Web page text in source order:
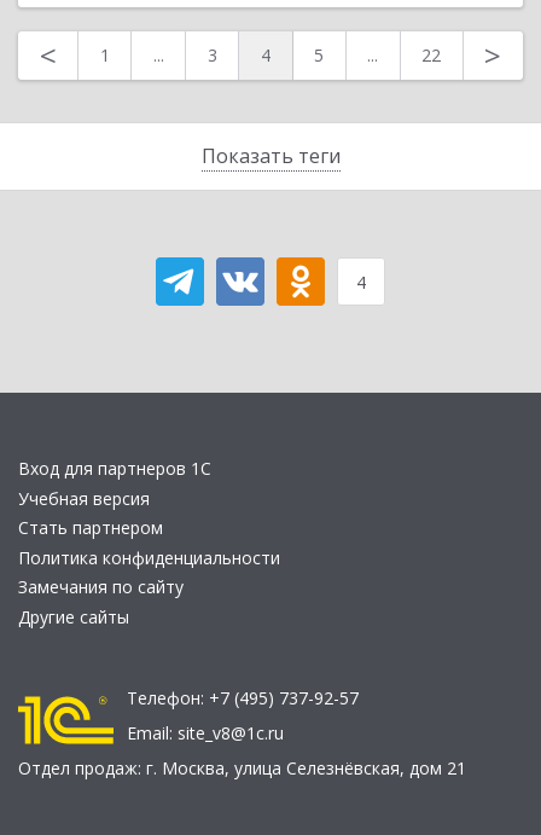
Показать теги
< 1 ... 3 4 5 ... 22 >
4
Вход для партнеров 1С
Учебная версия
Стать партнером
Политика конфиденциальности
Замечания по сайту
Другие сайты
Телефон: +7 (495) 737-92-57
Email: site_v8@1c.ru
Отдел продаж: г. Москва, улица Селезнёвская, дом 21